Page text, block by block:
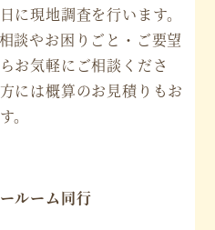
に現地調査を行います。
談やお困りごと・ご要望
お気軽にご相談くださ
には概算のお見積りもお
。
ルーム同行